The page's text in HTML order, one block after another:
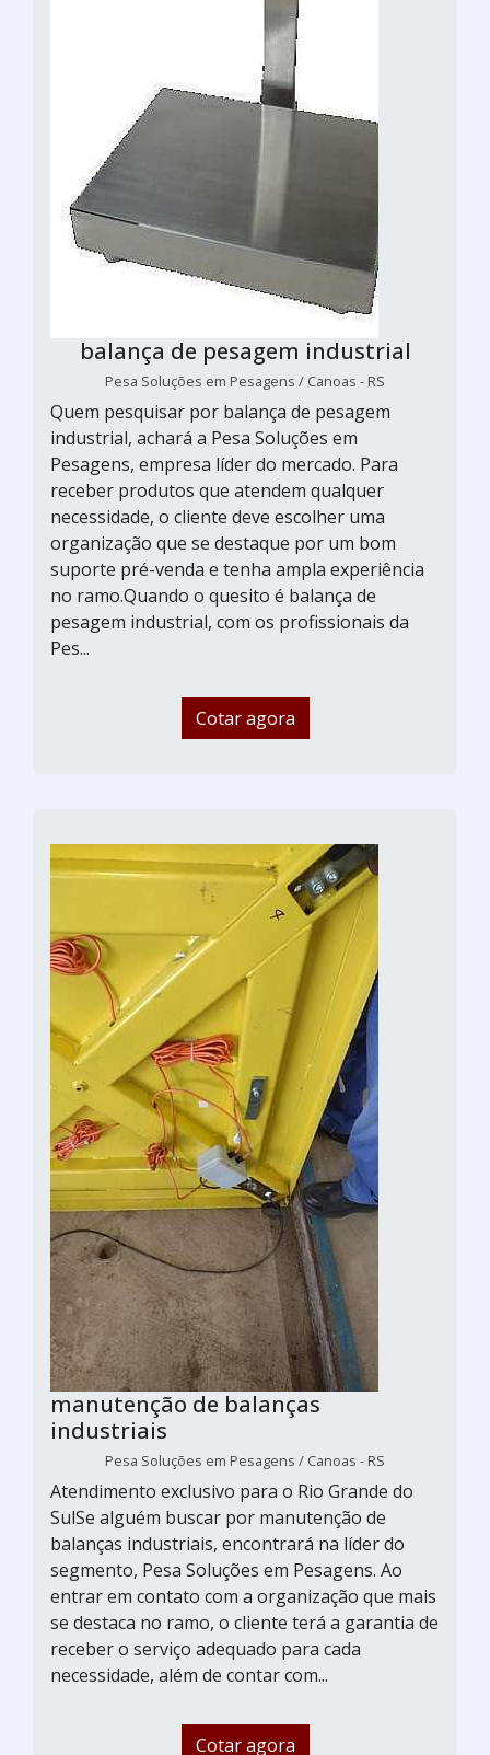
balança de pesagem industrial
Pesa Soluções em Pesagens / Canoas - RS
Quem pesquisar por balança de pesagem
industrial, achará a Pesa Soluções em
Pesagens, empresa líder do mercado. Para
receber produtos que atendem qualquer
necessidade, o cliente deve escolher uma
organização que se destaque por um bom
suporte pré-venda e tenha ampla experiência
no ramo.Quando o quesito é balança de
pesagem industrial, com os profissionais da
Pes...
Cotar agora
manutenção de balanças
industriais
Pesa Soluções em Pesagens / Canoas - RS
Atendimento exclusivo para o Rio Grande do
SulSe alguém buscar por manutenção de
balanças industriais, encontrará na líder do
segmento, Pesa Soluções em Pesagens. Ao
entrar em contato com a organização que mais
se destaca no ramo, o cliente terá a garantia de
receber o serviço adequado para cada
necessidade, além de contar com...
Cotar agora